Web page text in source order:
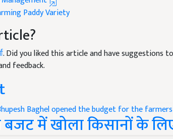
. Did you liked this article and have suggestions
feedback.
बजट में खोला किसानों के लिए